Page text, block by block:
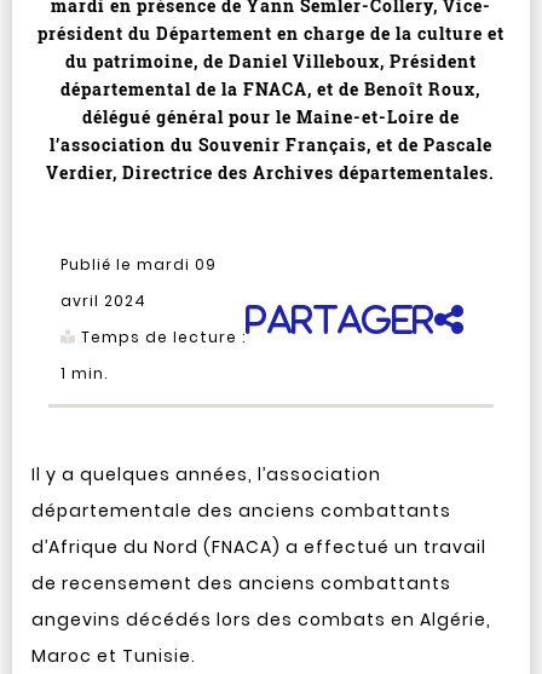
mardi en présence de Yann Semler-Collery, Vice-
président du Département en charge de la culture et
du patrimoine, de Daniel Villeboux, Président
départemental de la FNACA, et de Benoît Roux,
délégué général pour le Maine-et-Loire de
l’association du Souvenir Français, et de Pascale
Verdier, Directrice des Archives départementales.
Publié le mardi 09
avril 2024
Temps de lecture :
1 min.
Partager
Il y a quelques années, l’association
départementale des anciens combattants
d’Afrique du Nord (FNACA) a effectué un travail
de recensement des anciens combattants
angevins décédés lors des combats en Algérie,
Maroc et Tunisie.